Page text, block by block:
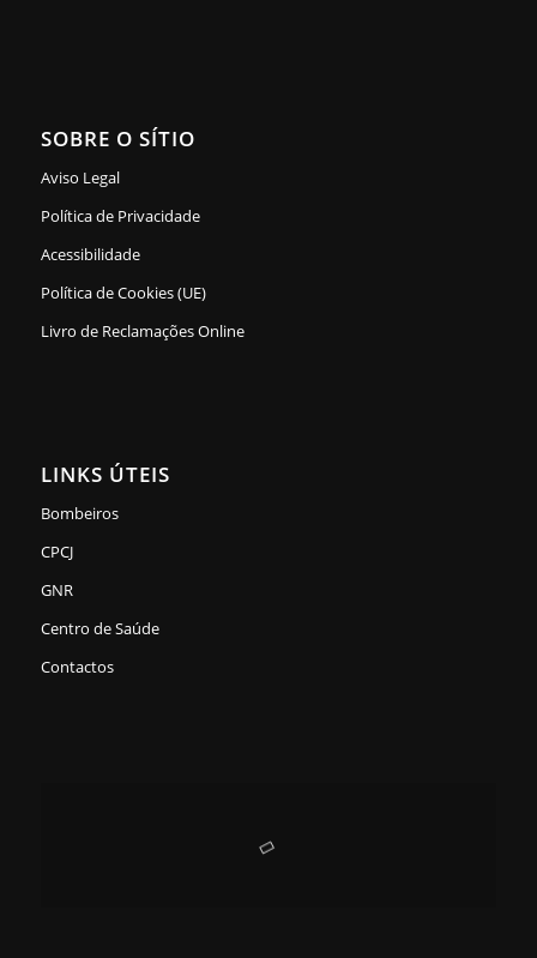
SOBRE O SÍTIO
Aviso Legal
Política de Privacidade
Acessibilidade
Política de Cookies (UE)
Livro de Reclamações Online
LINKS ÚTEIS
Bombeiros
CPCJ
GNR
Centro de Saúde
Contactos